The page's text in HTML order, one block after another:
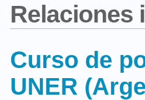
Relaciones
Curso de
UNER